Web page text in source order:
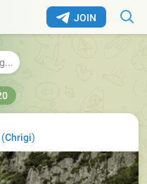
JOIN
Kulissen zu sehen:
(Chrigi